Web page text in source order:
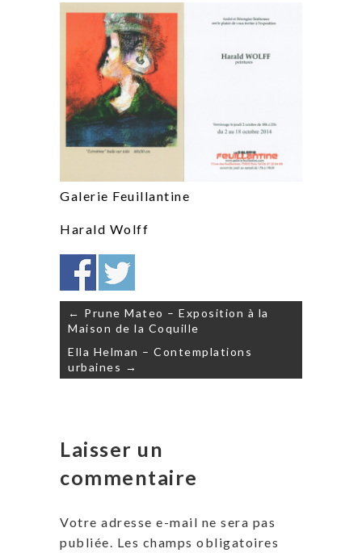
Galerie Feuillantine
Harald Wolff
Navigation
de
← Prune Mateo – Exposition à la
Maison de la Coquille
Ella Helman – Contemplations
urbaines →
Laisser un
commentaire
Votre adresse e-mail ne sera pas
publiée. Les champs obligatoires